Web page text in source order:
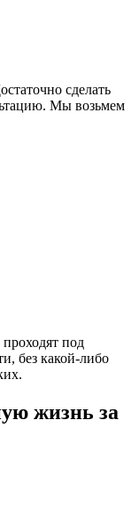
сделать
Мы возьмем
под
без какой-либо
жизнь за